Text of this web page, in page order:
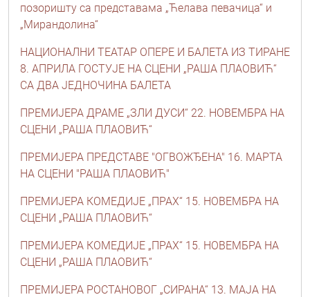
позоришту са представама „Ћелава певачица“ и
„Мирандолина“
НАЦИОНАЛНИ ТЕАТАР ОПЕРЕ И БАЛЕТА ИЗ ТИРАНЕ
8. АПРИЛА ГОСТУЈЕ НА СЦЕНИ „РАША ПЛАОВИЋ“
СА ДВА ЈЕДНОЧИНА БАЛЕТА
ПРЕМИЈЕРА ДРАМЕ „ЗЛИ ДУСИ“ 22. НОВЕМБРА НА
СЦЕНИ „РАША ПЛАОВИЋ“
ПРЕМИЈЕРА ПРЕДСТАВЕ "ОГВОЖЂЕНА" 16. МАРТА
НА СЦЕНИ "РАША ПЛАОВИЋ"
ПРЕМИЈЕРА КОМЕДИЈЕ „ПРАХ“ 15. НОВЕМБРА НА
СЦЕНИ „РАША ПЛАОВИЋ“
ПРЕМИЈЕРА КОМЕДИЈЕ „ПРАХ“ 15. НОВЕМБРА НА
СЦЕНИ „РАША ПЛАОВИЋ“
ПРЕМИЈЕРА РОСТАНОВОГ „СИРАНА“ 13. МАЈА НА